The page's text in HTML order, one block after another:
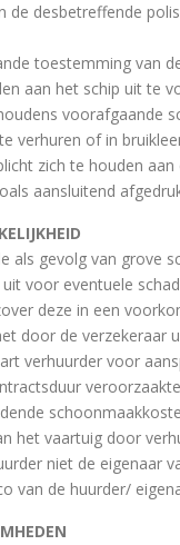
de desbetreffende
toestemming van
aan het schip uit te
voorafgaande
verhuren of in
zich te houden
aansluitend
als gevolg van grove
voor eventuele
deze in een
door de verzekeraar
verhuurder voor
het vaartuig door
niet de eigenaar
van de huurder/